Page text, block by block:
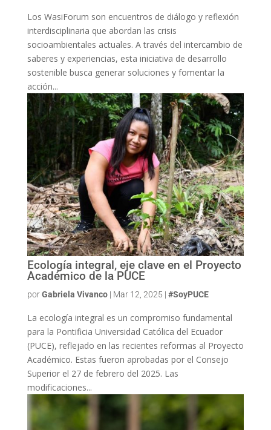
Los WasiForum son encuentros de diálogo y reflexión
interdisciplinaria que abordan las crisis
socioambientales actuales. A través del intercambio de
saberes y experiencias, esta iniciativa de desarrollo
sostenible busca generar soluciones y fomentar la
acción...
Ecología integral, eje clave en el Proyecto
Académico de la PUCE
porGabriela Vivanco| Mar 12, 2025 | #SoyPUCE
La ecología integral es un compromiso fundamental
para la Pontificia Universidad Católica del Ecuador
(PUCE), reflejado en las recientes reformas al Proyecto
Académico. Estas fueron aprobadas por el Consejo
Superior el 27 de febrero del 2025. Las
modificaciones...